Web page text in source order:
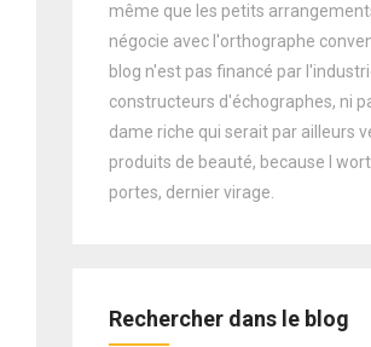
même que les petits
négocie avec l'orthographe
blog n'est pas financé par
constructeurs d'échographes, ni
dame riche qui serait par ailleurs
produits de beauté, because I
portes, dernier virage.
Rechercher dans le blog